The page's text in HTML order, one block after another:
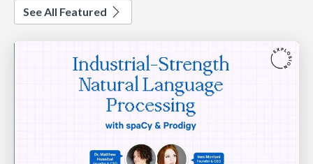
See All Featured